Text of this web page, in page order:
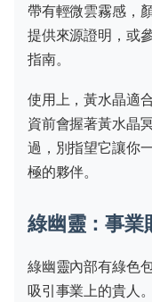
帶有輕微雲霧感，
提供來源證明，或
指南。
使用上，黃水晶適
資前會握著黃水晶
過，別指望它讓你
極的夥伴。
綠幽靈：事業
綠幽靈內部有綠色
吸引事業上的貴人